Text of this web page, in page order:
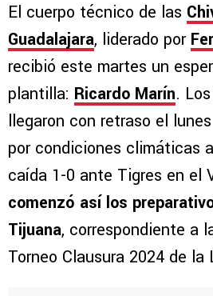
El cuerpo técnico de las
Guadalajara, liderado por
recibió este martes un
plantilla: Ricardo Marín.
llegaron con retraso el
por condiciones climáticas
caída 1-0 ante Tigres en el
comenzó así los
Tijuana, correspondiente a
Torneo Clausura 2024 de la